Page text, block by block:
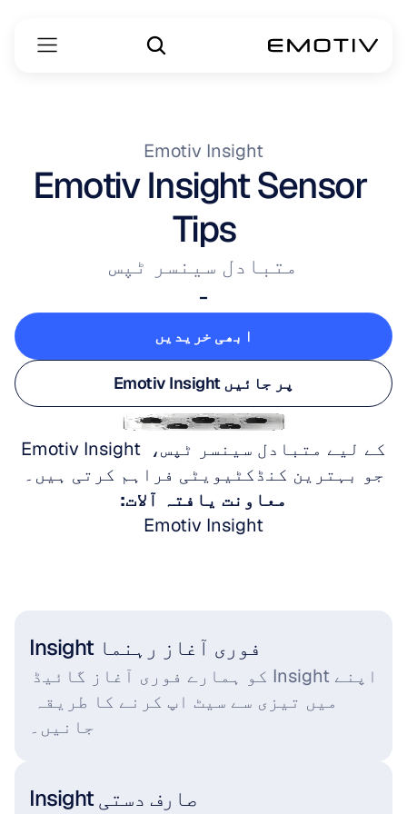
Emotiv Insight
Emotiv Insight Sensor
Tips
متبادل سینسر ٹپس
-
ابھی خریدیں
ابھی خریدیں
Emotiv Insight پر جائیں
Emotiv Insight پر جائیں
Emotiv Insight کے لیے متبادل سینسر ٹپس،
جو بہترین کنڈکٹیویٹی فراہم کرتی ہیں۔
معاونت یافتہ آلات:
Emotiv Insight
Insight فوری آغاز رہنما
جانیں۔
Insight صارف دستی